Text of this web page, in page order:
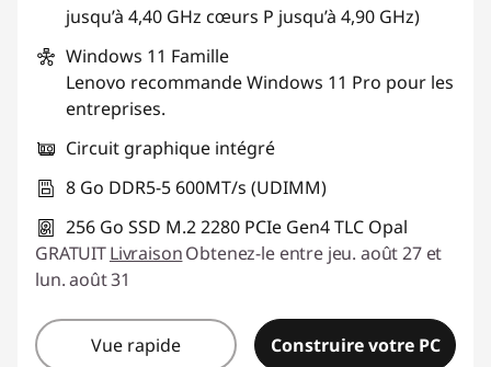
jusqu’à 4,40 GHz cœurs P jusqu’à 4,90 GHz)
Windows 11 Famille
Lenovo recommande Windows 11 Pro pour les
entreprises.
Circuit graphique intégré
8 Go DDR5-5 600MT/s (UDIMM)
256 Go SSD M.2 2280 PCIe Gen4 TLC Opal
GRATUITLivraisonObtenez-le entre jeu. août 27 et
lun. août 31
Vue rapide Construire votre PC